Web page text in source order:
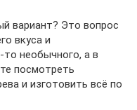
вариант? Это вопрос
вкуса и
то необычного, а в
посмотреть
и изготовить всё по